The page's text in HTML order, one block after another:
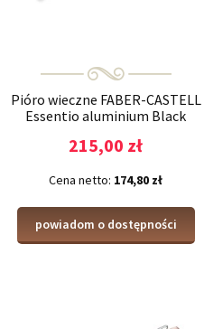
Pióro wieczne FABER-CASTELL
Essentio aluminium Black
215,00 zł
Cena netto: 174,80 zł
powiadom o dostępności